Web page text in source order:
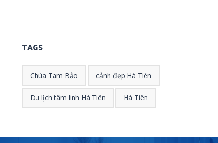
TAGS
Chùa Tam Bảo cảnh đẹp Hà Tiên
Du lịch tâm linh Hà Tiên Hà Tiên